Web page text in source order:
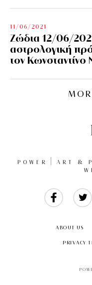
11/06/2021
Ζώδια 12/06/
αστρολογική
τον Κωνσταντίνο
POWER ART &
ABOUT US
PRIVACY